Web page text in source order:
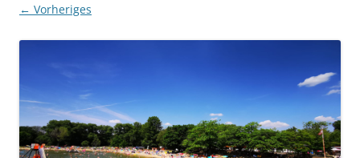
← Vorheriges